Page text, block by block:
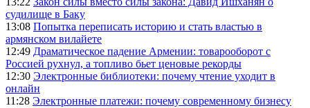
судилище в Баку
13:08 Попытка переписать историю и стать властью в
армянском вилайете
12:49 Драматическое падение Армении: товарооборот с
Россией рухнул, а топливо бьет ценовые рекорды
12:30 Электронные библиотеки: почему чтение уходит в
онлайн
11:28 Электронные платежи: почему современному бизнесу